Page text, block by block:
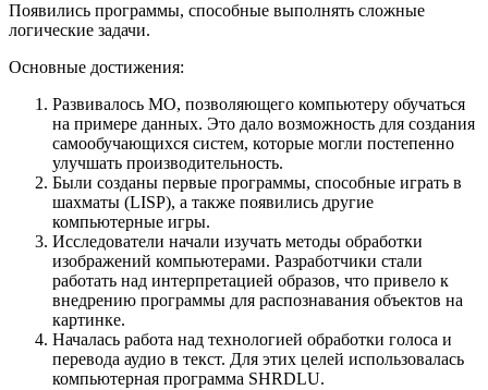
Появились программы, способные выполнять сложные
логические задачи.
Основные достижения:
Развивалось МО, позволяющего компьютеру обучаться
на примере данных. Это дало возможность для создания
самообучающихся систем, которые могли постепенно
улучшать производительность.
Были созданы первые программы, способные играть в
шахматы (LISP), а также появились другие
компьютерные игры.
Исследователи начали изучать методы обработки
изображений компьютерами. Разработчики стали
работать над интерпретацией образов, что привело к
внедрению программы для распознавания объектов на
картинке.
Началась работа над технологией обработки голоса и
перевода аудио в текст. Для этих целей использовалась
компьютерная программа SHRDLU.